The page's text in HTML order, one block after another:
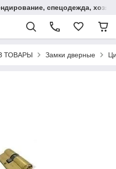
спецодежда,
ТОВАРЫ Замки дверные